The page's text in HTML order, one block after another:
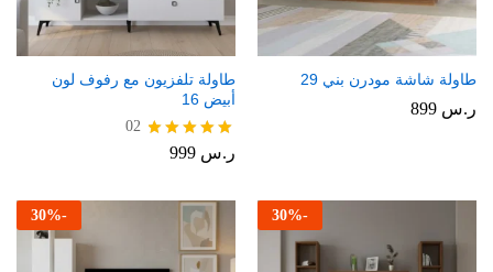
طاولة شاشة مودرن بني 29
ر.س
طاولة تلفزيون مع رفوف لون
أبيض 16
تم التقييم
02
ر.س
-
30%
-
30%